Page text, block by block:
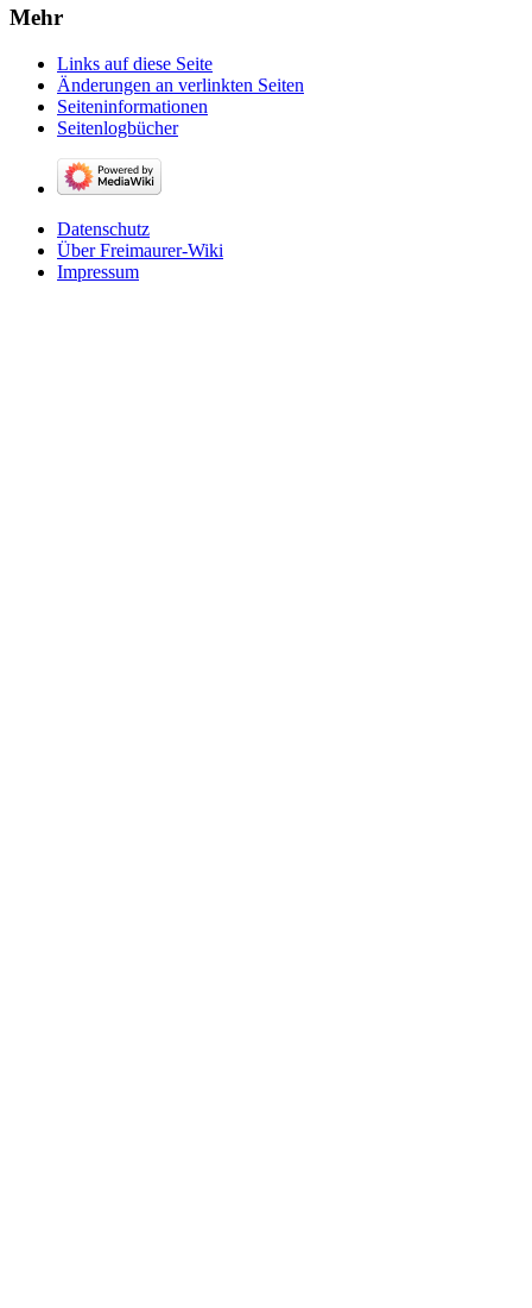
Mehr
Links auf diese Seite
Änderungen an verlinkten Seiten
Seiten­­informationen
Seitenlogbücher
Datenschutz
Über Freimaurer-Wiki
Impressum